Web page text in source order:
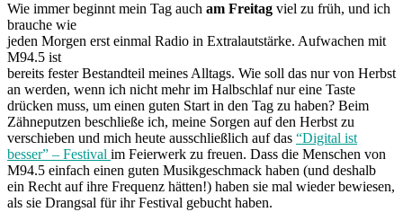
Wie immer beginnt mein Tag auch am Freitag viel zu früh, und ich
brauche wie
jeden Morgen erst einmal Radio in Extralautstärke. Aufwachen mit
M94.5 ist
bereits fester Bestandteil meines Alltags. Wie soll das nur von Herbst
an werden, wenn ich nicht mehr im Halbschlaf nur eine Taste
drücken muss, um einen guten Start in den Tag zu haben? Beim
Zähneputzen beschließe ich, meine Sorgen auf den Herbst zu
verschieben und mich heute ausschließlich auf das “Digital ist
besser” – Festival im Feierwerk zu freuen. Dass die Menschen von
M94.5 einfach einen guten Musikgeschmack haben (und deshalb
ein Recht auf ihre Frequenz hätten!) haben sie mal wieder bewiesen,
als sie Drangsal für ihr Festival gebucht haben.